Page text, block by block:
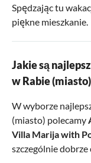
Spędzając tu
piękne mieszkanie.
Jakie są
w Rabie
W wyborze
(miasto) polecamy
Villa Marija with
szczególnie dobrze